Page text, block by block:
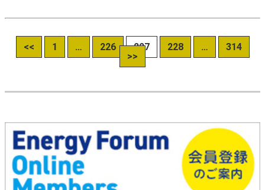
<< 1 … 226 227 228 …
314
>>